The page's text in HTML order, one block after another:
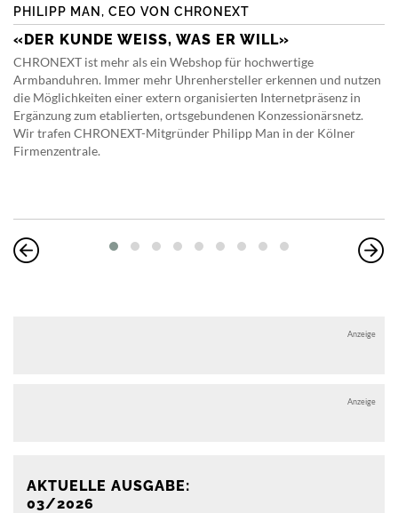
PHILIPP MAN, CEO VON CHRONEXT
«DER KUNDE WEISS, WAS ER WILL»
CHRONEXT ist mehr als ein Webshop für hochwertige
Armbanduhren. Immer mehr Uhrenhersteller erkennen und nutzen
die Möglichkeiten einer extern organisierten Internetpräsenz in
Ergänzung zum etablierten, ortsgebundenen Konzessionärsnetz.
Wir trafen CHRONEXT-Mitgründer Philipp Man in der Kölner
Firmenzentrale.
Anzeige
Anzeige
AKTUELLE AUSGABE:
03/2026